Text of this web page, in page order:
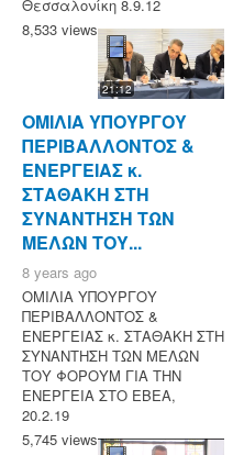
Θεσσαλονίκη 8.9.12
8,533 views
21:12
ΟΜΙΛΙΑ ΥΠΟΥΡΓΟΥ
ΠΕΡΙΒΑΛΛΟΝΤΟΣ &
ΕΝΕΡΓΕΙΑΣ κ.
ΣΤΑΘΑΚΗ ΣΤΗ
ΣΥΝΑΝΤΗΣΗ ΤΩΝ
ΜΕΛΩΝ ΤΟΥ...
8 years ago
ΟΜΙΛΙΑ ΥΠΟΥΡΓΟΥ
ΠΕΡΙΒΑΛΛΟΝΤΟΣ &
ΕΝΕΡΓΕΙΑΣ κ. ΣΤΑΘΑΚΗ ΣΤΗ
ΣΥΝΑΝΤΗΣΗ ΤΩΝ ΜΕΛΩΝ
ΤΟΥ ΦΟΡΟΥΜ ΓΙΑ ΤΗΝ
ΕΝΕΡΓΕΙΑ ΣΤΟ ΕΒΕΑ,
20.2.19
5,745 views